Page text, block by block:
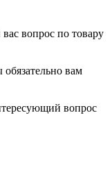
вопрос по товару
вам
вопрос